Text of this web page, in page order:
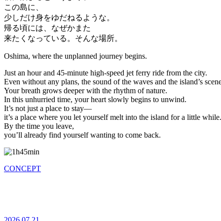
この島に、
少しだけ身をゆだねるような。
帰る頃には、なぜかまた
来たくなっている。そんな場所。
Oshima, where the unplanned journey begins.
Just an hour and 45-minute high-speed jet ferry ride from the city.
Even without any plans, the sound of the waves and the island’s
Your breath grows deeper with the rhythm of nature.
In this unhurried time, your heart slowly begins to unwind.
It’s not just a place to stay—
it’s a place where you let yourself melt into the island for a little while.
By the time you leave,
you’ll already find yourself wanting to come back.
CONCEPT